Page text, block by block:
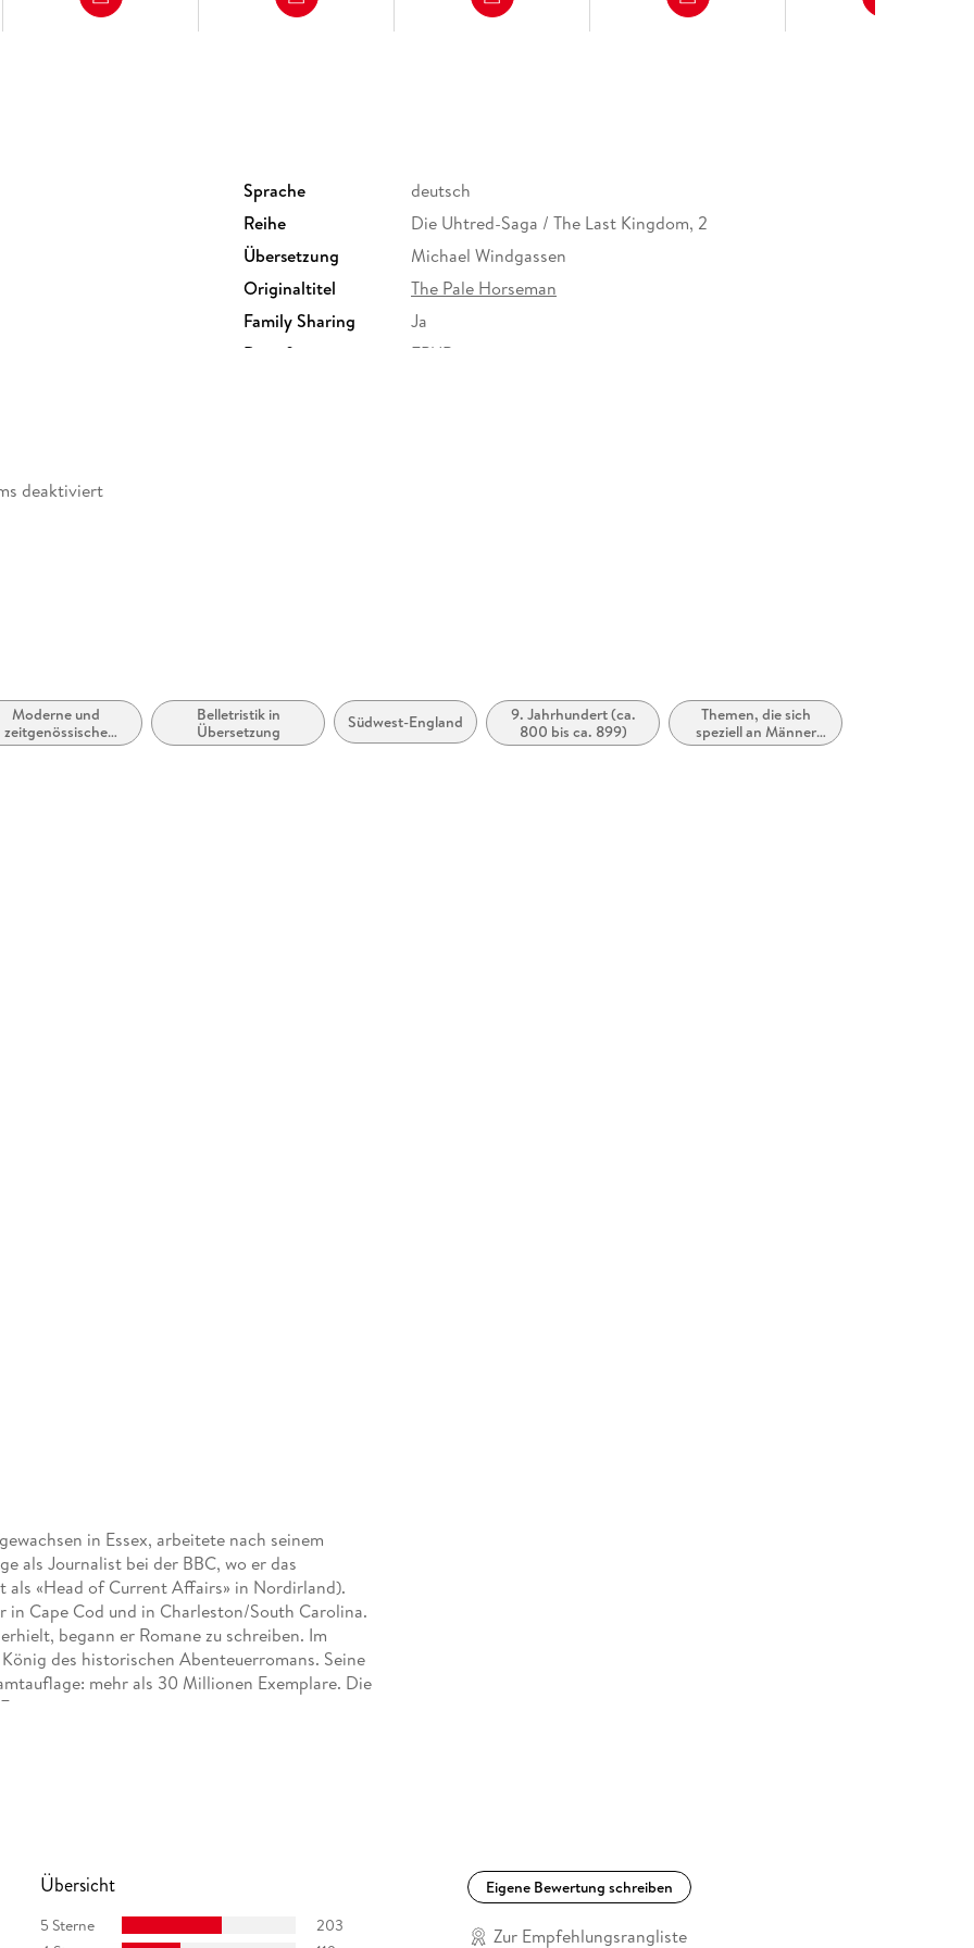
Sprache
deutsch
Reihe
Die Uhtred-Saga / The Last Kingdom, 2
Übersetzung
Michael Windgassen
Originaltitel
The Pale Horseman
Family Sharing
Ja
Dateiformat
EPUB
deaktiviert
Moderne und
zeitgenössische
allgemein
Belletristik in
Übersetzung
Südwest-England
9. Jahrhundert (ca.
800 bis ca. 899)
Themen, die sich
speziell an Männer
und/oder Jungen
in Essex, arbeitete nach seinem
als Journalist bei der BBC, wo er das
als «Head of Current Affairs» in Nordirland).
Cape Cod und in Charleston/South Carolina.
begann er Romane zu schreiben. Im
des historischen Abenteuerromans. Seine
mehr als 30 Millionen Exemplare. Die
aus.
Übersicht
5 Sterne
203
Eigene Bewertung schreiben
Zur Empfehlungsrangliste